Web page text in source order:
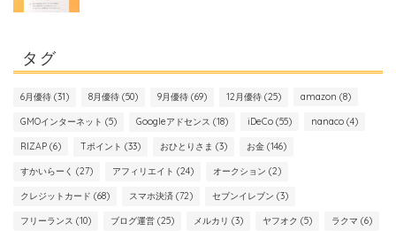
タグ
6月優待 (31) 8月優待 (50) 9月優待 (69) 12月優待 (25) amazon (8)
GMOインターネット (5) Googleアドセンス (18) iDeCo (55) nanaco (4)
RIZAP (6) Tポイント (33) おひとりさま (3) お金 (146)
すかいらーく (27) アフィリエイト (24) オークション (2)
クレジットカード (68) スマホ決済 (72) セブンイレブン (3)
フリーランス (10) ブログ運営 (25) メルカリ (3) ヤフオク (5) ラクマ (6)